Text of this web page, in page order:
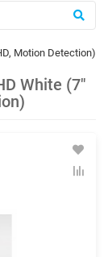
Motion Detection)
White (7"